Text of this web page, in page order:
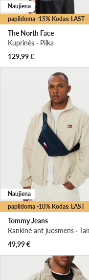
papildoma -15% Kodas: LAST
Naujiena
The North Face
Kuprinės · Pilka
129,99€
papildoma -10% Kodas: LAST
Naujiena
Tommy Jeans
49,99€